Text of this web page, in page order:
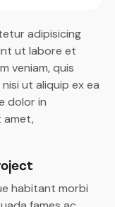
adipisicing
ut labore et
veniam, quis
ut aliquip ex ea
dolor in
amet,
habitant morbi